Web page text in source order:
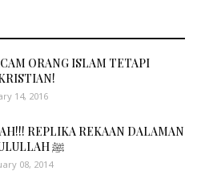
ORANG ISLAM TETAPI
14, 2016
REPLIKA REKAAN DALAMAN
RUMAH RASULULLAH ﷺ
08, 2014